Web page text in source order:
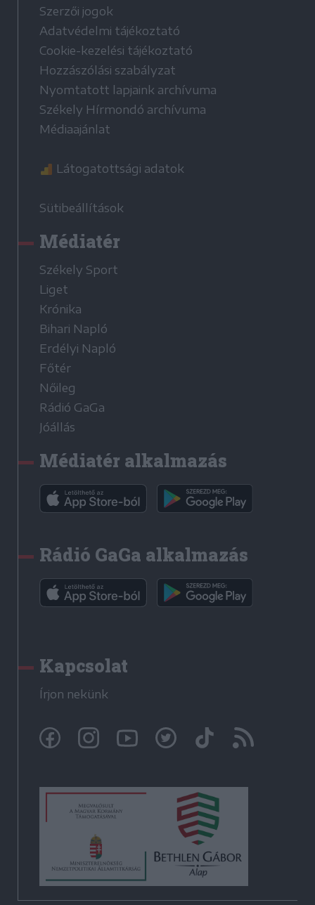
Szerzői jogok
Adatvédelmi tájékoztató
Cookie-kezelési tájékoztató
Hozzászólási szabályzat
Nyomtatott lapjaink archívuma
Székely Hírmondó archívuma
Médiaajánlat
Látogatottsági adatok
Sütibeállítások
Médiatér
Székely Sport
Liget
Krónika
Bihari Napló
Erdélyi Napló
Főtér
Nőileg
Rádió GaGa
Jóállás
Médiatér alkalmazás
Rádió GaGa alkalmazás
Kapcsolat
Írjon nekünk